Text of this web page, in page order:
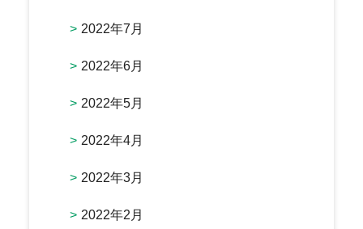
2022年7月
2022年6月
2022年5月
2022年4月
2022年3月
2022年2月